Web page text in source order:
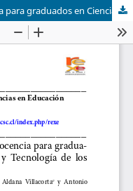
Proyecto de capacitación en docencia para graduados en Ciencias Veterinarias y Tecnología de los Alimentos